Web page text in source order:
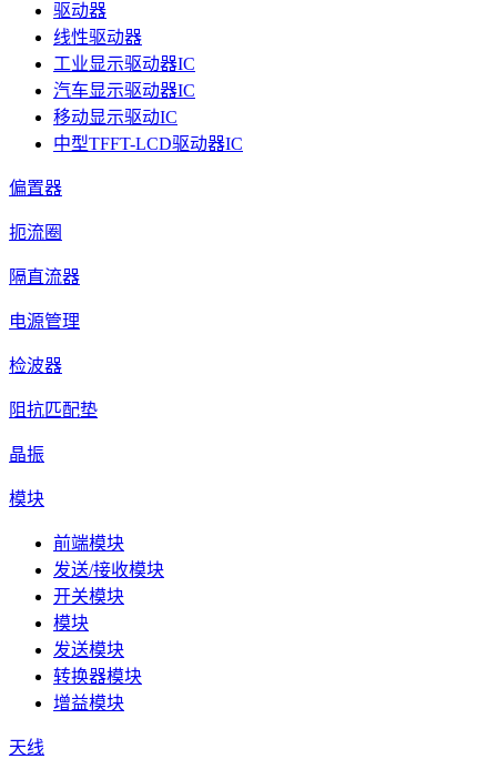
驱动器
线性驱动器
工业显示驱动器IC
汽车显示驱动器IC
移动显示驱动IC
中型TFFT-LCD驱动器IC
偏置器
扼流圈
隔直流器
电源管理
检波器
阻抗匹配垫
晶振
模块
前端模块
发送/接收模块
开关模块
模块
发送模块
转换器模块
增益模块
天线